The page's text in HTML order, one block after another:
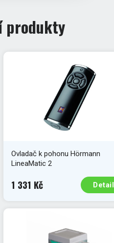
produkty
Ovladač k pohonu Hörmann
LineaMatic 2
1 331 Kč Detail